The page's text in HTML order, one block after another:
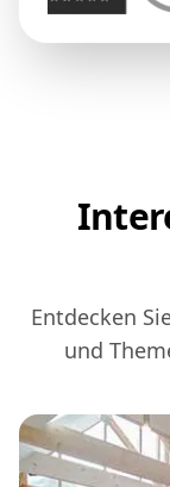
Entdecken
und